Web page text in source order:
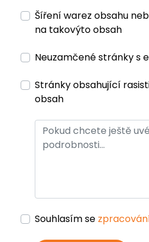
Šíření warez obsahu
na takovýto obsah
Neuzamčené stránky s
Stránky obsahující
obsah
Souhlasím se